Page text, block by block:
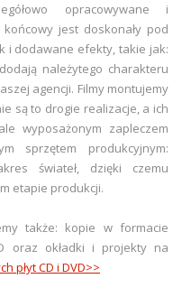
opracowywane i
jest doskonały pod
i dodawane efekty, takie jak:
należytego charakteru
agencji. Filmy montujemy
są to drogie realizacje, a ich
wyposażonym zapleczem
sprzętem produkcyjnym:
świateł, dzięki czemu
etapie produkcji.
także: kopie w formacie
oraz okładki i projekty na
płyt CD i DVD>>